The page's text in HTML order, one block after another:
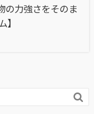
の力強さをそのま
